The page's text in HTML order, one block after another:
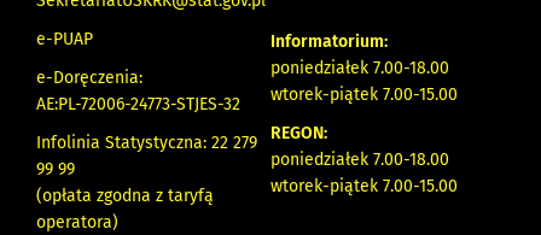
e-PUAP
e-Doręczenia:
AE:PL-72006-24773-STJES-32
Infolinia Statystyczna: 22 279
99 99
(opłata zgodna z taryfą
operatora)
Informatorium:
poniedziałek 7.00-18.00
wtorek-piątek 7.00-15.00
REGON:
poniedziałek 7.00-18.00
wtorek-piątek 7.00-15.00